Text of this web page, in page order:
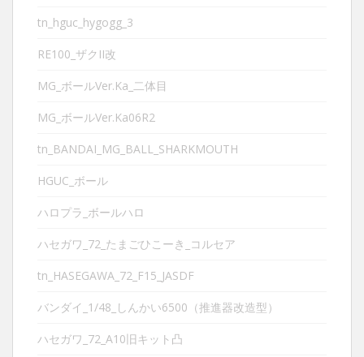
tn_hguc_hygogg_3
RE100_ザクII改
MG_ボールVer.Ka_二体目
MG_ボールVer.Ka06R2
tn_BANDAI_MG_BALL_SHARKMOUTH
HGUC_ボール
ハロプラ_ボールハロ
ハセガワ_72_たまごひこーき_コルセア
tn_HASEGAWA_72_F15_JASDF
バンダイ_1/48_しんかい6500（推進器改造型）
ハセガワ_72_A10旧キット凸